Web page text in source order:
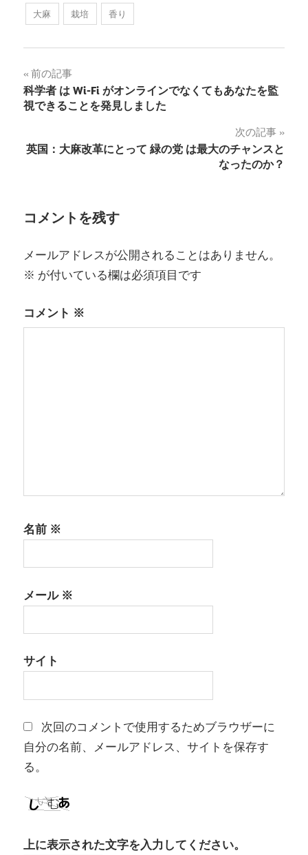
大麻 栽培 香り
投
稿
ビ
ー
ョ
前の記事
科学者 は Wi-Fi がオンラインでなくてもあなたを監
視できることを発見しました
次の記事
英国：大麻改革にとって 緑の党 は最大のチャンスと
なったのか？
コメントを残す
メールアドレスが公開されることはありません。
※ が付いている欄は必須項目です
コメント ※
名前 ※
メール※
サイト
次回のコメントで使用するためブラウザーに
自分の名前、メールアドレス、サイトを保存す
る。
上に表示された文字を入力してください。